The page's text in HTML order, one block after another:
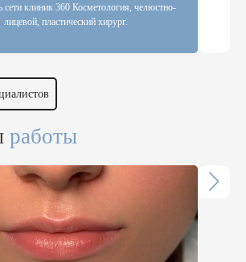
сети клиник 360 Косметология, челюстно-
лицевой, пластический хирург.
работы